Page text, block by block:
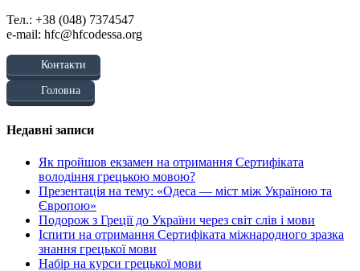
Тел.: +38 (048) 7374547
e-mail: hfc@hfcodessa.org
Контакти
Головна
Недавні записи
Як пройшов екзамен на отримання Сертифіката
володіння грецькою мовою?
Презентація на тему: «Одеса — міст між Україною та
Європою»
Подорож з Греції до України через світ слів і мови
Іспити на отримання Сертифіката міжнародного зразка
знання грецької мови
Набір на курси грецької мови